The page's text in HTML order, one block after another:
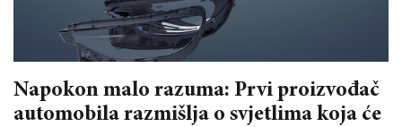
Napokon malo razuma: Prvi proizvođač
automobila razmišlja o svjetlima koja će